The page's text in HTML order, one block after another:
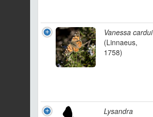
Vanessa cardui
(Linnaeus,
1758)
Lysandra